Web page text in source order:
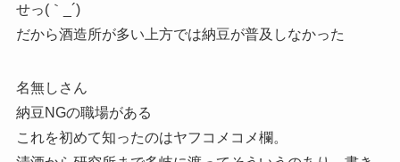
せっ(｀_´)ゞ
だから酒造所が多い上方では納豆が普及しなかった
名無しさん
納豆NGの職場がある
これを初めて知ったのはヤフコメコメ欄。